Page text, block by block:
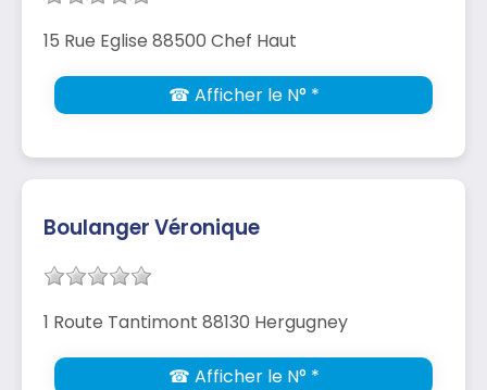
15 Rue Eglise 88500 Chef Haut
☎ Afficher le N° *
Boulanger Véronique
1 Route Tantimont 88130 Hergugney
☎ Afficher le N° *